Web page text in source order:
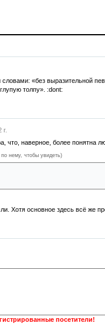
словами: «без выразительной
толпу». :dont:
что, наверное, более
по нему, чтобы увидеть)
Хотя основное здесь всё же
посетители!